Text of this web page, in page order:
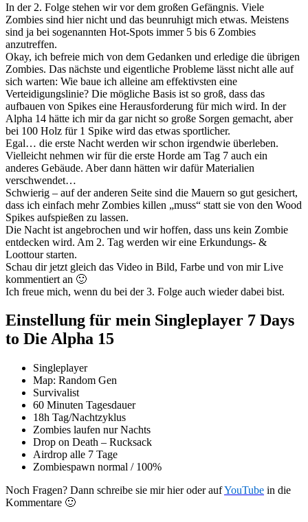
In der 2. Folge stehen wir vor dem großen Gefängnis. Viele
Zombies sind hier nicht und das beunruhigt mich etwas. Meistens
sind ja bei sogenannten Hot-Spots immer 5 bis 6 Zombies
anzutreffen.
Okay, ich befreie mich von dem Gedanken und erledige die übrigen
Zombies. Das nächste und eigentliche Probleme lässt nicht alle auf
sich warten: Wie baue ich alleine am effektivsten eine
Verteidigungslinie? Die mögliche Basis ist so groß, dass das
aufbauen von Spikes eine Herausforderung für mich wird. In der
Alpha 14 hätte ich mir da gar nicht so große Sorgen gemacht, aber
bei 100 Holz für 1 Spike wird das etwas sportlicher.
Egal… die erste Nacht werden wir schon irgendwie überleben.
Vielleicht nehmen wir für die erste Horde am Tag 7 auch ein
anderes Gebäude. Aber dann hätten wir dafür Materialien
verschwendet…
Schwierig – auf der anderen Seite sind die Mauern so gut gesichert,
dass ich einfach mehr Zombies killen „muss“ statt sie von den Wood
Spikes aufspießen zu lassen.
Die Nacht ist angebrochen und wir hoffen, dass uns kein Zombie
entdecken wird. Am 2. Tag werden wir eine Erkundungs- &
Loottour starten.
Schau dir jetzt gleich das Video in Bild, Farbe und von mir Live
kommentiert an 🙂
Ich freue mich, wenn du bei der 3. Folge auch wieder dabei bist.
Einstellung für mein Singleplayer 7 Days
to Die Alpha 15
Singleplayer
Map: Random Gen
Survivalist
60 Minuten Tagesdauer
18h Tag/Nachtzyklus
Zombies laufen nur Nachts
Drop on Death – Rucksack
Airdrop alle 7 Tage
Zombiespawn normal / 100%
Noch Fragen? Dann schreibe sie mir hier oder aufYouTube in die
Kommentare 🙂